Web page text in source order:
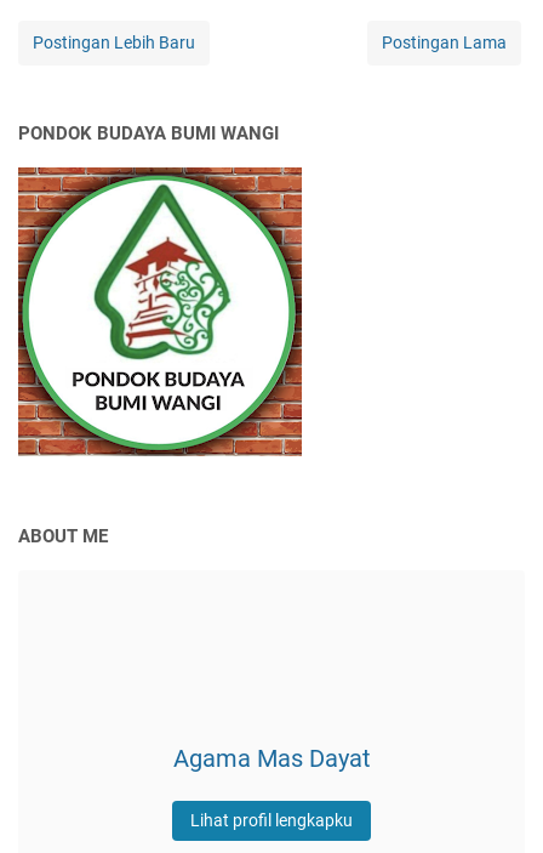
Postingan Lebih Baru Postingan Lama
PONDOK BUDAYA BUMI WANGI
ABOUT ME
Agama Mas Dayat
Lihat profil lengkapku